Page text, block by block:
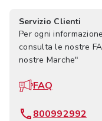
Servizio Clienti
Per ogni
consulta le nostre
nostre Marche"
FAQ
800992992